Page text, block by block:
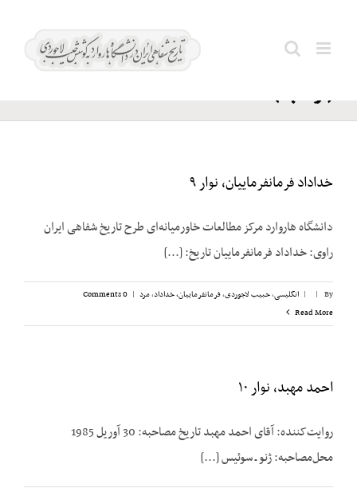
فریدون
(ارتشبد)
خداداد فرمانفرماییان، نوار ۹
دانشگاه هاروارد مرکز مطالعات خاورمیانه‌ای طرح تاریخ شفاهی ایران
راوی: خداداد فرمانفرماییان تاریخ: [...]
By
|
| انگلیسی,حبیب لاجوردی,فرمانفرماییان، خداداد,مرد |
0 Comments
Read More
احمد مهبد، نوار ۱۰
روایت‌کننده: آقای احمد مهبد تاریخ مصاحبه: 30 آوریل 1985
محل‌مصاحبه: ژنو ـ سوئیس [...]